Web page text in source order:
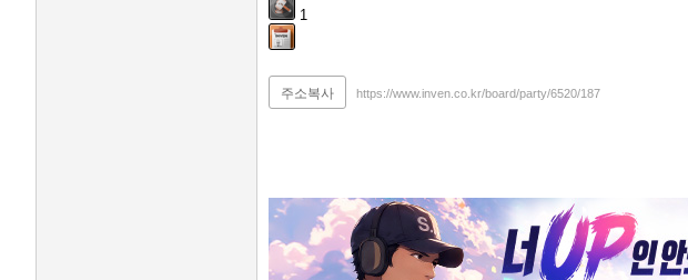
1
주소복사 https://www.inven.co.kr/board/party/6520/187